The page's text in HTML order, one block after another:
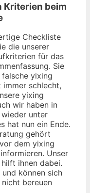
Kriterien beim
Checkliste
die unserer
für das
Sie
yixing
immer schlecht,
yixing
wir haben in
unter
hat nun ein Ende.
gehört
dem yixing
Unser
ihnen dabei.
können sich
nicht bereuen